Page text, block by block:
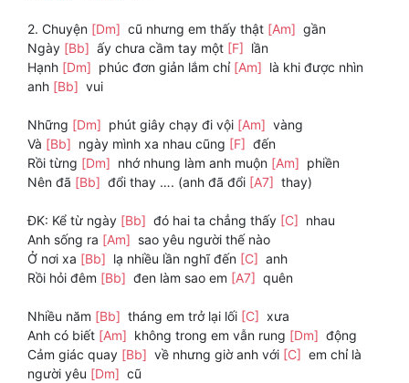
2. Chuyện [Dm] cũ nhưng em thấy thật [Am] gần
Ngày [Bb] ấy chưa cầm tay một [F] lần
Hạnh [Dm] phúc đơn giản lắm chỉ [Am] là khi được nhìn
anh [Bb] vui
Những [Dm] phút giây chạy đi vội [Am] vàng
Và [Bb] ngày mình xa nhau cũng [F] đến
Rồi từng [Dm] nhớ nhung làm anh muộn [Am] phiền
Nên đã [Bb] đổi thay …. (anh đã đổi [A7] thay)
ĐK: Kể từ ngày [Bb] đó hai ta chẳng thấy [C] nhau
Anh sống ra [Am] sao yêu người thế nào
Ở nơi xa [Bb] lạ nhiều lần nghĩ đến [C] anh
Rồi hỏi đêm [Bb] đen làm sao em [A7] quên
Nhiều năm [Bb] tháng em trở lại lối [C] xưa
Anh có biết [Am] không trong em vẫn rung [Dm] động
Cảm giác quay [Bb] về nhưng giờ anh với [C] em chỉ là
người yêu [Dm] cũ